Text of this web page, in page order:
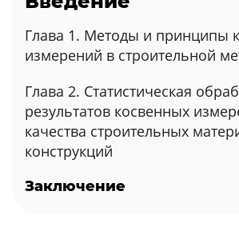
Глава 1. Методы и принципы
измерений в строительной
Глава 2. Статистическая
результатов косвенных
качества строительных
конструкций
Заключение